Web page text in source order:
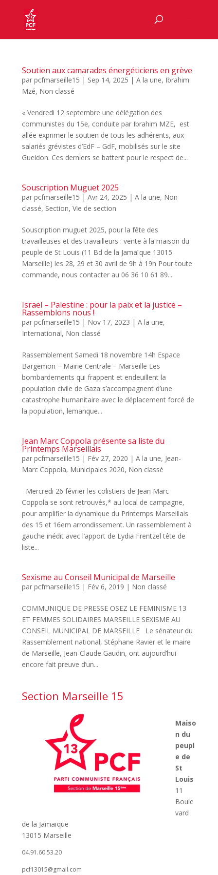
Soutien aux camarades énergéticiens en grève
par pcfmarseille15 | Sep 14, 2025 | A la une, Ibrahim
Mzé, Non classé
« Vendredi 12 septembre une délégation des
communistes du 15e, conduite par Ibrahim MZE, est
allée exprimer le soutien de tous les adhérents, aux
salariés grévistes d’EdF – GdF, mobilisés sur le site
Gueidon. Ces derniers se battent pour le respect de...
Souscription Muguet 2025
par pcfmarseille15 | Avr 24, 2025 | A la une, Non
classé, Section, Vie de section
Souscription muguet 2025, pour la fête des
travailleuses et des travailleurs : vente à la maison du
peuple de St Louis (11 Bd de la Jamaïque 13015
Marseille) les 28, 29 et 30 avril de 9h à 19h Pour toute
commande, nous contacter au 06 36 10 61 89...
Israël – Palestine : pour la paix et la justice –
Rassemblons nous !
par pcfmarseille15 | Nov 17, 2023 | A la une,
International, Non classé
Rassemblement Samedi 18 novembre 14h Espace
Bargemon – Mairie Centrale – Marseille Les
bombardements qui frappent et endeuillent la
population civile de Gaza s’accompagnent d’une
catastrophe humanitaire avec le déplacement forcé de
la population, lemanque...
Jean Marc Coppola présente sa liste du
Printemps Marseillais
par pcfmarseille15 | Fév 27, 2020 | A la une, Jean-
Marc Coppola, Municipales 2020, Non classé
Mercredi 26 février les colistiers de Jean Marc
Coppola se sont retrouvés,* au local de campagne,
pour amplifier la dynamique du Printemps Marseillais
des 15 et 16em arrondissement. Un rassemblement à
gauche inédit avec l’apport de Lydia Frentzel tête de
liste...
Sexisme au Conseil Municipal de Marseille
par pcfmarseille15 | Fév 6, 2019 | Non classé
COMMUNIQUE DE PRESSE OSEZ LE FEMINISME 13
ET FEMMES SOLIDAIRES MARSEILLE SEXISME AU
CONSEIL MUNICIPAL DE MARSEILLE Le sénateur du
Rassemblement national, Stéphane Ravier et le maire
de Marseille, Jean-Claude Gaudin, ont aujourd’hui
encore fait preuve d’un...
Section Marseille 15
Maiso
n du
peupl
e de
St
Louis
11
Boule
vard
de la Jamaïque
13015 Marseille
04.91.60.53.20
pcf13015@gmail.com